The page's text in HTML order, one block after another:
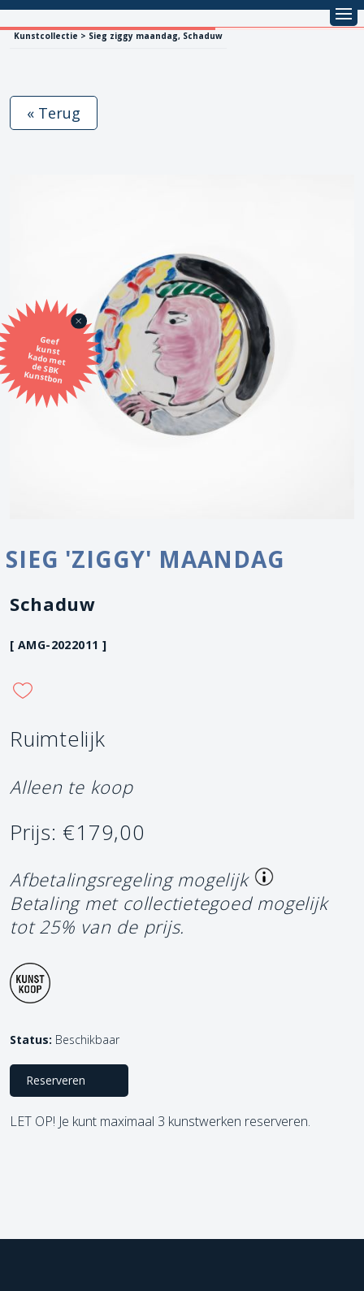
Kunstcollectie > Sieg ziggy maandag, Schaduw
Geef
kunst
kado met
de SBK
Kunstbon
« Terug
SIEG 'ZIGGY' MAANDAG
Schaduw
[ AMG-2022011 ]
Ruimtelijk
Alleen te koop
Prijs: €179,00
Afbetalingsregeling mogelijk
Betaling met collectietegoed mogelijk
tot 25% van de prijs.
Status: Beschikbaar
Reserveren
LET OP! Je kunt maximaal 3 kunstwerken reserveren.